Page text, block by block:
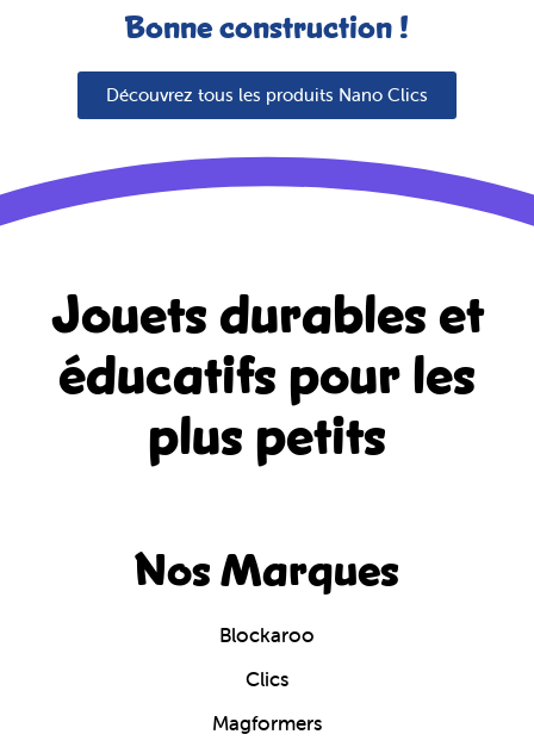
Bonne construction !
Découvrez tous les produits Nano Clics
Jouets durables et
éducatifs pour les
plus petits
Nos Marques
Blockaroo
Clics
Magformers